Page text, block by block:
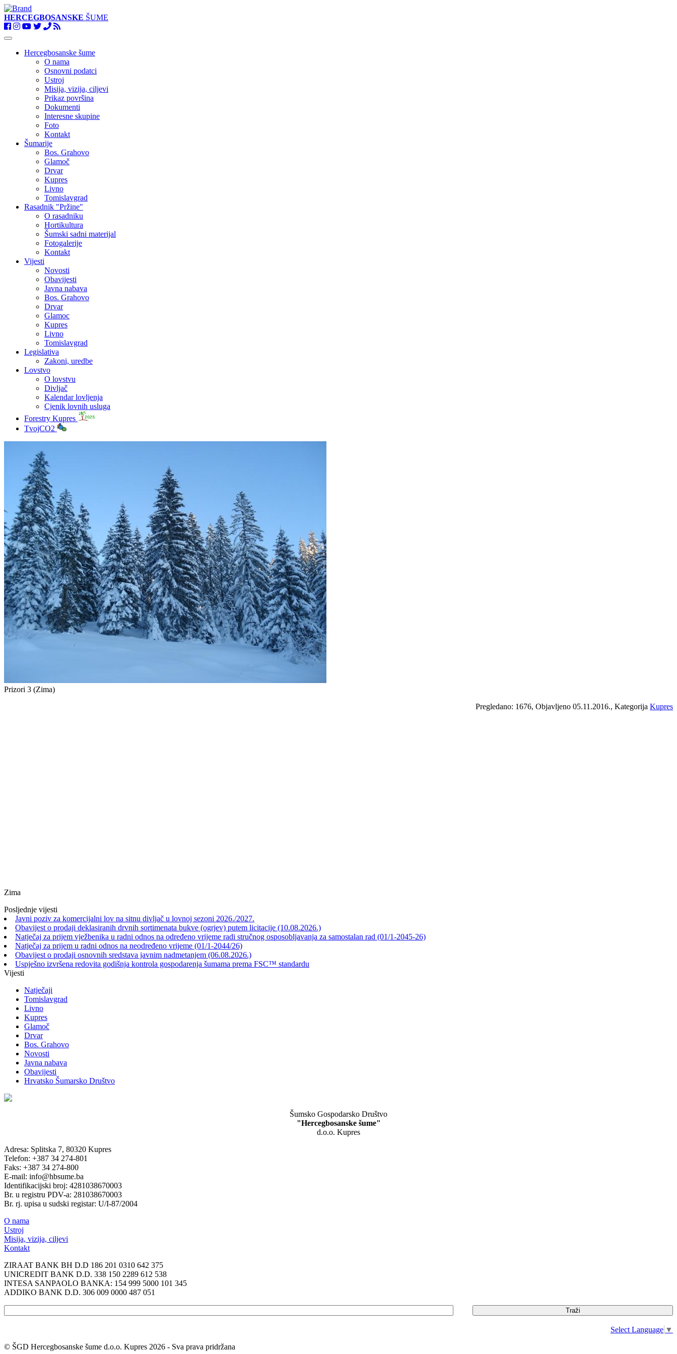
HERCEGBOSANSKE ŠUME
Toggle
navigationHercegbosanske šume
O nama
Osnovni podatci
Ustroj
Misija, vizija, ciljevi
Prikaz površina
Dokumenti
Interesne skupine
Foto
Kontakt
Šumarije
Bos. Grahovo
Glamoč
Drvar
Kupres
Livno
Tomislavgrad
Rasadnik "Pržine"
O rasadniku
Hortikultura
Šumski sadni materijal
Fotogalerije
Kontakt
Vijesti
Novosti
Obavijesti
Javna nabava
Bos. Grahovo
Drvar
Glamoc
Kupres
Livno
Tomislavgrad
Legislativa
Zakoni, uredbe
Lovstvo
O lovstvu
Divljač
Kalendar lovljenja
Cjenik lovnih usluga
Forestry Kupres
TvojCO2
Prizori 3 (Zima)
Pregledano: 1676, Objavljeno 05.11.2016., Kategorija Kupres
Zima
Posljednje vijesti
Javni poziv za komercijalni lov na sitnu divljač u lovnoj sezoni 2026./2027.
Obavijest o prodaji deklasiranih drvnih sortimenata bukve (ogrjev) putem licitacije (10.08.2026.)
Natječaj za prijem vježbenika u radni odnos na određeno vrijeme radi stručnog osposobljavanja za samostalan rad (01/1-2045-26)
Natječaj za prijem u radni odnos na neodređeno vrijeme (01/1-2044/26)
Obavijest o prodaji osnovnih sredstava javnim nadmetanjem (06.08.2026.)
Uspješno izvršena redovita godišnja kontrola gospodarenja šumama prema FSC™ standardu
Vijesti
Natječaji
Tomislavgrad
Livno
Kupres
Glamoč
Drvar
Bos. Grahovo
Novosti
Javna nabava
Obavijesti
Hrvatsko Šumarsko Društvo
Šumsko Gospodarsko Društvo
"Hercegbosanske šume"
d.o.o. Kupres
Adresa: Splitska 7, 80320 Kupres
Telefon: +387 34 274-801
Faks: +387 34 274-800
E-mail: info@hbsume.ba
Identifikacijski broj: 4281038670003
Br. u registru PDV-a: 281038670003
Br. rj. upisa u sudski registar: U/I-87/2004
O nama
Ustroj
Misija, vizija, ciljevi
Kontakt
ZIRAAT BANK BH D.D 186 201 0310 642 375
UNICREDIT BANK D.D. 338 150 2289 612 538
INTESA SANPAOLO BANKA: 154 999 5000 101 345
ADDIKO BANK D.D. 306 009 0000 487 051
Select Language ▼
© ŠGD Hercegbosanske šume d.o.o. Kupres 2026 - Sva prava pridržana